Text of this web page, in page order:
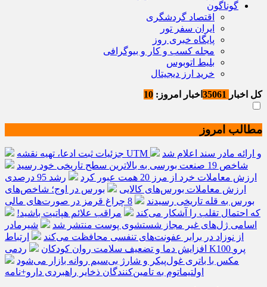
گوناگون
اقتصاد گردشگری
ایران سفر تور
پایگاه خبری روز
مجله کسب و کار و بیوگرافی
بلیط اتوبوس
خرید ارز دیجیتال
کل اخبار اخبار امروز: 10
مطالب امروز
جزئیات ثبت ادعا، تهیه نقشه UTM و ارائه مادر سند اعلام شد
شاخص 19 صنعت بورسی به بالاترین سطح تاریخی خود رسید
ارزش معاملات خرد از مرز 20 همت عبور کرد
رشد 95 درصدی
ارزش معاملات بورس‌های کالایی
بورس در اوج؛ شاخص‌های
بورس به قله تاریخی رسیدند
8 چراغ قرمز در صورت‌های مالی
که احتمال تقلب را آشکار می‌کند
مراقب علائم هپاتیت باشید!
اسامی ژل‌های غیر مجاز شستشوی پوست منتشر شد
شیرمادر
از نوزاد در برابر عفونت‌های تنفسی محافظت می‌کند
ارتباط
افزایش دما و تضعیف سلامت روان کودکان
ردمی K100 پرو
مکس با باتری غول‌پیکر و شارژ بی‌سیم روانه بازار می‌شود
اولتیماتوم به تامین‌کنندگان ذخایر راهبردی دارو+نامه